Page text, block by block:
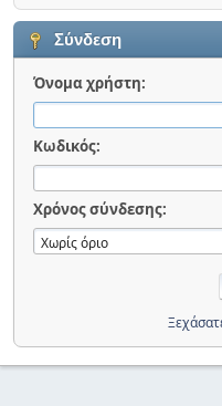
Σύνδεση
Όνομα χρήστη:
Κωδικός:
Χρόνος σύνδεσης: